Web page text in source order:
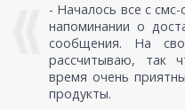
- Началось все с
напоминании о
сообщения. На
рассчитываю, так
время очень
продукты.